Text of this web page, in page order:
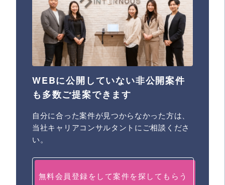
WEBに公開していない非公開案件
も多数ご提案できます
自分に合った案件が見つからなかった方は、
当社キャリアコンサルタントにご相談くださ
い。
無料会員登録をして案件を探してもらう